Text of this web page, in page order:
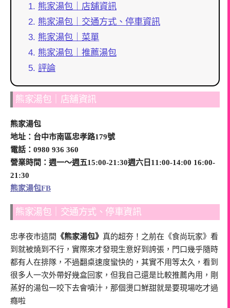
熊家湯包｜店舖資訊
熊家湯包｜交通方式、停車資訊
熊家湯包｜菜單
熊家湯包｜推薦湯包
評論
熊家湯包｜店舖資訊
熊家湯包
地址：台中市南區忠孝路179號
電話：0980 936 360
營業時間：週一～週五15:00-21:30週六日11:00-14:00 16:00-
21:30
熊家湯包FB
熊家湯包｜交通方式、停車資訊
忠孝夜市這間 《熊家湯包》 真的超夯！之前在《食尚玩家》看
到就被燒到不行，實際來才發現生意好到誇張，門口幾乎隨時
都有人在排隊，不過翻桌速度蠻快的，其實不用等太久，看到
很多人一次外帶好幾盒回家，但我自己還是比較推薦內用，剛
蒸好的湯包一咬下去會噴汁，那個燙口鮮甜就是要現場吃才過
癮啦